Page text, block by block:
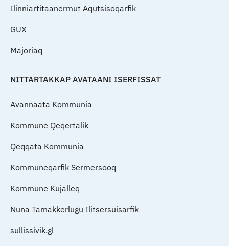
Ilinniartitaanermut Aqutsisoqarfik
GUX
Majoriaq
NITTARTAKKAP AVATAANI ISERFISSAT
Avannaata Kommunia
Kommune Qeqertalik
Qeqqata Kommunia
Kommuneqarfik Sermersooq
Kommune Kujalleq
Nuna Tamakkerlugu Ilitsersuisarfik
sullissivik.gl